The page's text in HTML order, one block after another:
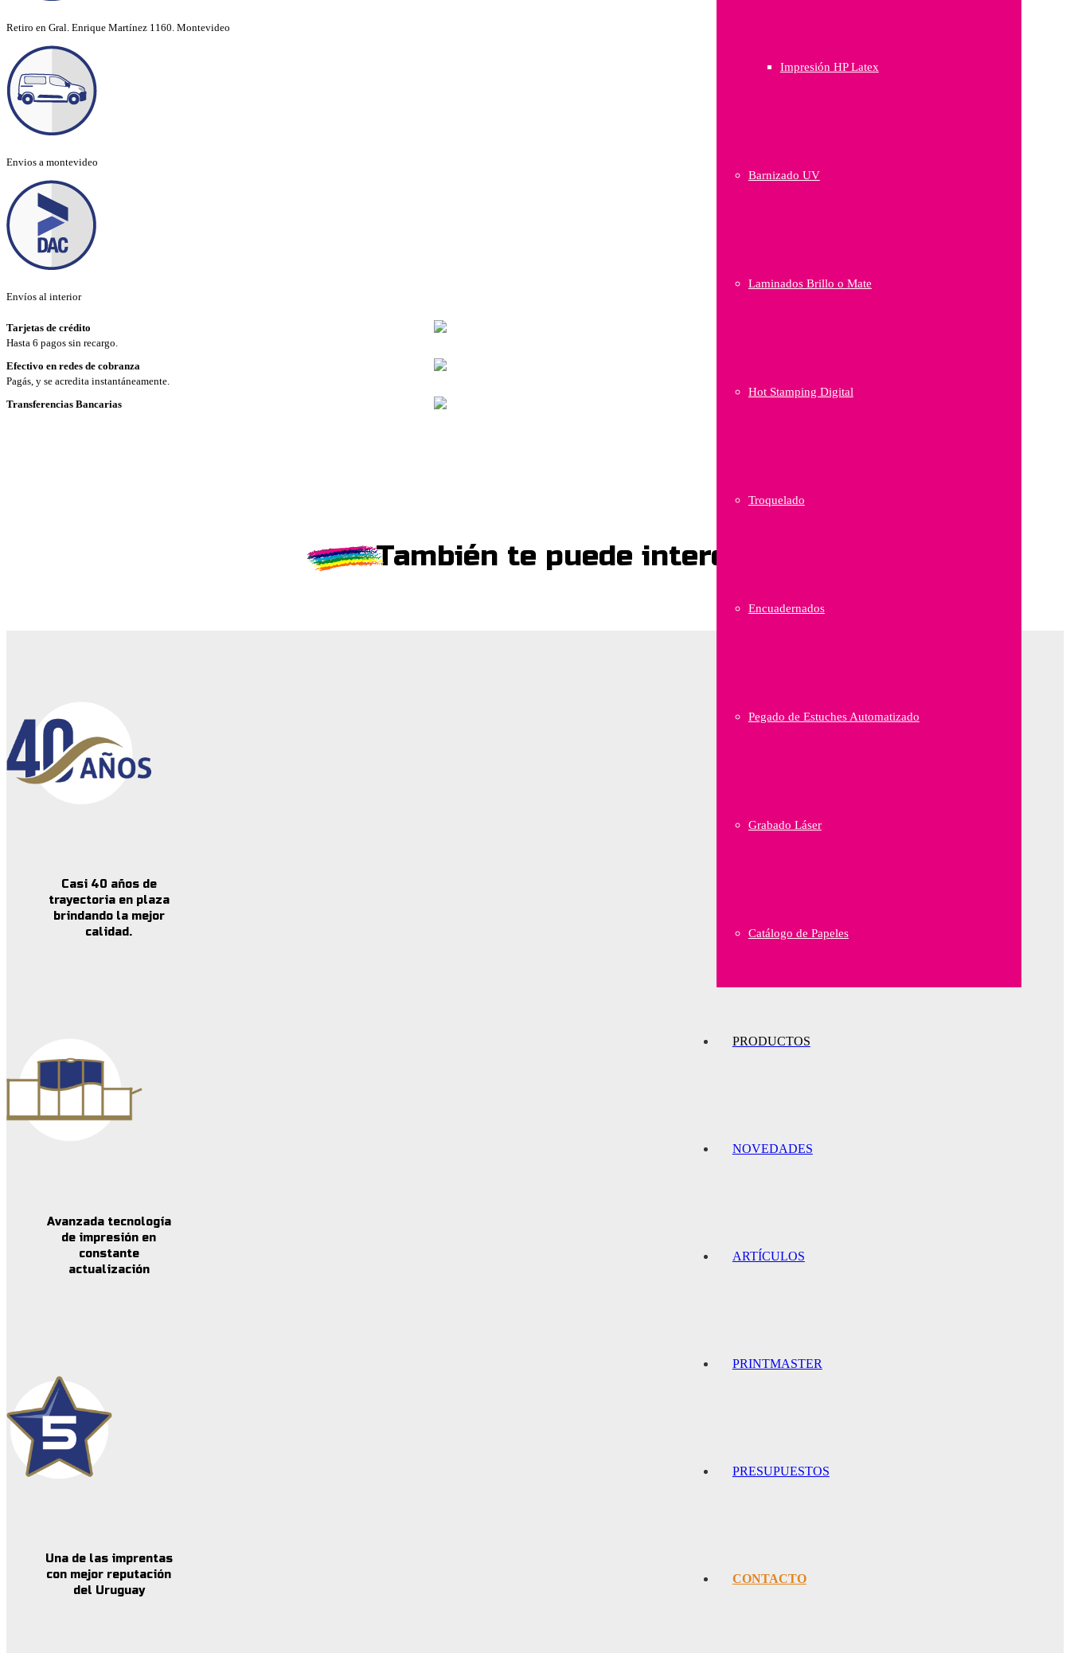
Impresión HP Latex
Barnizado UV
Laminados Brillo o Mate
Hot Stamping Digital
Troquelado
Encuadernados
Pegado de Estuches Automatizado
Grabado Láser
Catálogo de Papeles
PRODUCTOS
NOVEDADES
ARTÍCULOS
PRINTMASTER
PRESUPUESTOS
CONTACTO
Retiro en Gral. Enrique Martínez 1160. Montevideo
Envios a montevideo
Envíos al interior
Tarjetas de crédito
Hasta 6 pagos sin recargo.
Efectivo en redes de cobranza
Pagás, y se acredita instantáneamente.
Transferencias Bancarias
También te puede interesar
Casi 40 años de
trayectoria en plaza
brindando la mejor
calidad.
Avanzada tecnología
de impresión en
constante
actualización
Una de las imprentas
con mejor reputación
del Uruguay